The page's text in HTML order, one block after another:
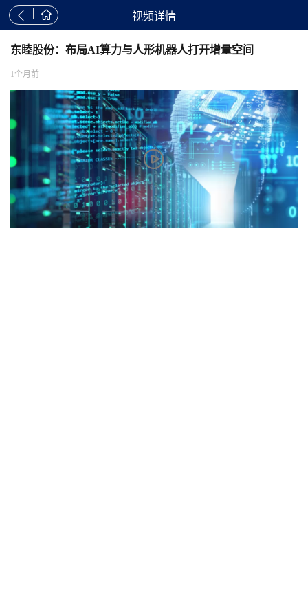
  视频详情
东睦股份：布局AI算力与人形机器人打开增量空间
1个月前
